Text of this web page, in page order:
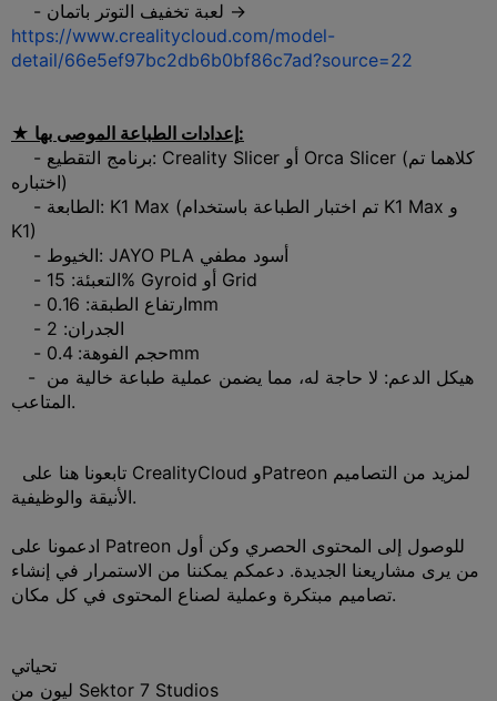
- لعبة تخفيف التوتر باتمان →
https://www.crealitycloud.com/model-
detail/66e5ef97bc2db6b0bf86c7ad?source=22
★ إعدادات الطباعة الموصى بها:
- برنامج التقطيع: Creality Slicer أو Orca Slicer (كلاهما تم
اختباره)
- الطابعة: K1 Max (تم اختبار الطباعة باستخدام K1 Max و
K1)
- الخيوط: JAYO PLA أسود مطفي
- التعبئة: 15% Gyroid أو Grid
- ارتفاع الطبقة: 0.16mm
- الجدران: 2
- حجم الفوهة: 0.4mm
- هيكل الدعم: لا حاجة له، مما يضمن عملية طباعة خالية من
المتاعب.
الأنيقة والوظيفية.
ادعمونا على Patreon للوصول إلى المحتوى الحصري وكن أول
من يرى مشاريعنا الجديدة. دعمكم يمكننا من الاستمرار في إنشاء
تصاميم مبتكرة وعملية لصناع المحتوى في كل مكان.
تحياتي
ليون من Sektor 7 Studios